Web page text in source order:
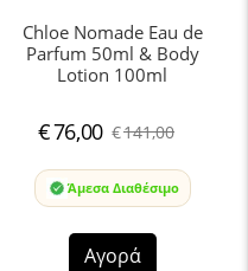
Chloe Nomade Eau de
Parfum 50ml & Body
Lotion 100ml
€141,00
€76,00
Άμεσα Διαθέσιμο
Αγορά